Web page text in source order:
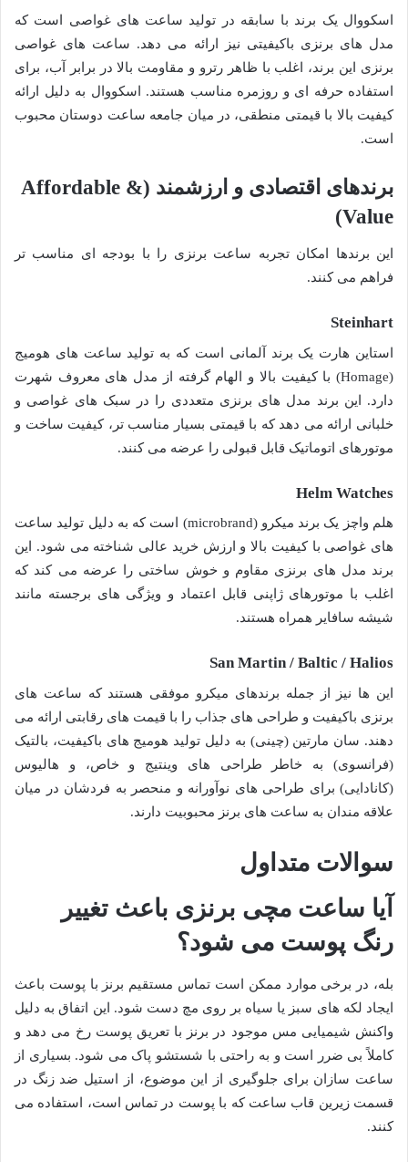
اسکووال یک برند با سابقه در تولید ساعت های غواصی است که
مدل های برنزی باکیفیتی نیز ارائه می دهد. ساعت های غواصی
برنزی این برند، اغلب با ظاهر رترو و مقاومت بالا در برابر آب، برای
استفاده حرفه ای و روزمره مناسب هستند. اسکووال به دلیل ارائه
کیفیت بالا با قیمتی منطقی، در میان جامعه ساعت دوستان محبوب
است.
برندهای اقتصادی و ارزشمند (Affordable &
Value)
این برندها امکان تجربه ساعت برنزی را با بودجه ای مناسب تر
فراهم می کنند.
Steinhart
استاین هارت یک برند آلمانی است که به تولید ساعت های هومیج
(Homage) با کیفیت بالا و الهام گرفته از مدل های معروف شهرت
دارد. این برند مدل های برنزی متعددی را در سبک های غواصی و
خلبانی ارائه می دهد که با قیمتی بسیار مناسب تر، کیفیت ساخت و
موتورهای اتوماتیک قابل قبولی را عرضه می کنند.
Helm Watches
هلم واچز یک برند میکرو (microbrand) است که به دلیل تولید ساعت
های غواصی با کیفیت بالا و ارزش خرید عالی شناخته می شود. این
برند مدل های برنزی مقاوم و خوش ساختی را عرضه می کند که
اغلب با موتورهای ژاپنی قابل اعتماد و ویژگی های برجسته مانند
شیشه سافایر همراه هستند.
San Martin / Baltic / Halios
این ها نیز از جمله برندهای میکرو موفقی هستند که ساعت های
برنزی باکیفیت و طراحی های جذاب را با قیمت های رقابتی ارائه می
دهند. سان مارتین (چینی) به دلیل تولید هومیج های باکیفیت، بالتیک
(فرانسوی) به خاطر طراحی های وینتیج و خاص، و هالیوس
(کانادایی) برای طراحی های نوآورانه و منحصر به فردشان در میان
علاقه مندان به ساعت های برنز محبوبیت دارند.
سوالات متداول
آیا ساعت مچی برنزی باعث تغییر
رنگ پوست می شود؟
بله، در برخی موارد ممکن است تماس مستقیم برنز با پوست باعث
ایجاد لکه های سبز یا سیاه بر روی مچ دست شود. این اتفاق به دلیل
واکنش شیمیایی مس موجود در برنز با تعریق پوست رخ می دهد و
کاملاً بی ضرر است و به راحتی با شستشو پاک می شود. بسیاری از
ساعت سازان برای جلوگیری از این موضوع، از استیل ضد زنگ در
قسمت زیرین قاب ساعت که با پوست در تماس است، استفاده می
کنند.